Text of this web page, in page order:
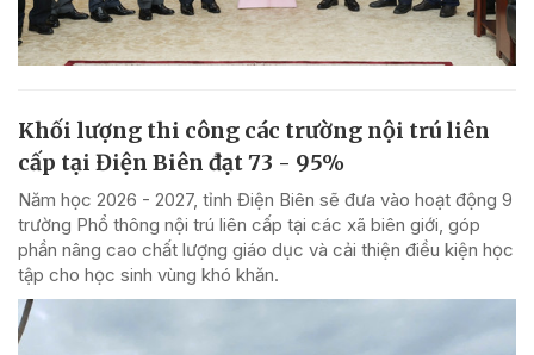
Khối lượng thi công các trường nội trú liên
cấp tại Điện Biên đạt 73 - 95%
Năm học 2026 - 2027, tỉnh Điện Biên sẽ đưa vào hoạt động 9
trường Phổ thông nội trú liên cấp tại các xã biên giới, góp
phần nâng cao chất lượng giáo dục và cải thiện điều kiện học
tập cho học sinh vùng khó khăn.